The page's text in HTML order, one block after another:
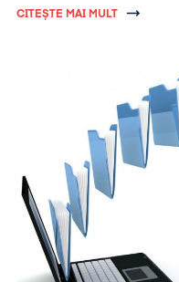
CITEȘTE MAI MULT